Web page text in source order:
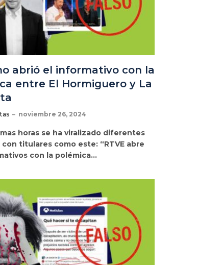
abrió el informativo con la
entre El Hormiguero y La
noviembre 26, 2024
horas se ha viralizado diferentes
con titulares como este: “RTVE abre
con la polémica…